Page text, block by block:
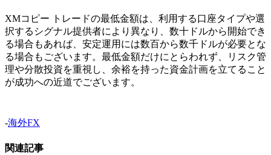
XMコピー トレードの最低金額は、利用する口座タイプや選
択するシグナル提供者により異なり、数十ドルから開始でき
る場合もあれば、安定運用には数百から数千ドルが必要とな
る場合もございます。最低金額だけにとらわれず、リスク管
理や分散投資を重視し、余裕を持った資金計画を立てること
が成功への近道でございます。
-海外FX
関連記事